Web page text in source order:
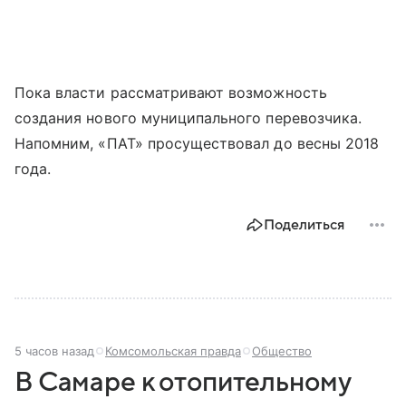
Пока власти рассматривают возможность
создания нового муниципального перевозчика.
Напомним, «ПАТ» просуществовал до весны 2018
года.
Поделиться
5 часов назад Комсомольская правда Общество
В Самаре к отопительному